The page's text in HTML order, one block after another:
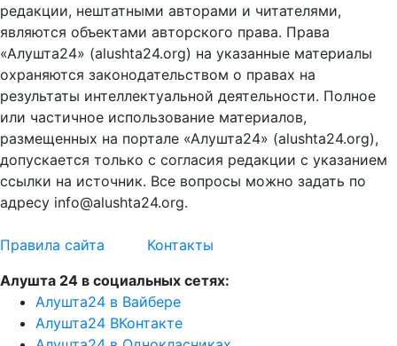
редакции, нештатными авторами и читателями,
являются объектами авторского права. Права
«Алушта24» (alushta24.org) на указанные материалы
охраняются законодательством о правах на
результаты интеллектуальной деятельности. Полное
или частичное использование материалов,
размещенных на портале «Алушта24» (alushta24.org),
допускается только с согласия редакции с указанием
ссылки на источник. Все вопросы можно задать по
адресу info@alushta24.org.
Правила сайта
Контакты
Алушта 24 в социальных сетях:
Алушта24 в Вайбере
Алушта24 ВКонтакте